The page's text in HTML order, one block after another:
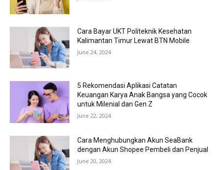
Cara Bayar UKT Politeknik Kesehatan
Kalimantan Timur Lewat BTN Mobile
June 24, 2024
5 Rekomendasi Aplikasi Catatan
Keuangan Karya Anak Bangsa yang Cocok
untuk Milenial dan Gen Z
June 22, 2024
Cara Menghubungkan Akun SeaBank
dengan Akun Shopee Pembeli dan Penjual
June 20, 2024